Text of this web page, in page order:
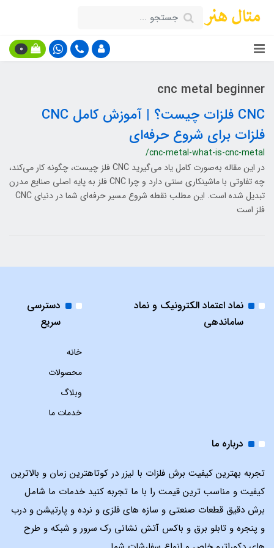
0
cnc metal beginner
CNC فلزات چیست؟ | آموزش کامل CNC
فلزات برای شروع حرفه‌ای
/cnc-metal-what-is-cnc-metal
در این مقاله به‌صورت کامل یاد می‌گیرید CNC فلز چیست، چگونه کار می‌کند،
چه تفاوتی با ماشینکاری سنتی دارد و چرا CNC فلز به پایه اصلی صنایع مدرن
تبدیل شده است. این مطلب نقطه شروع مسیر حرفه‌ای شما در دنیای CNC
فلز است
نماد اعتماد الکترونیک و نماد
ساماندهی
دسترسی
سریع
خانه
محصولات
وبلاگ
خدمات ما
درباره ما
تجربه بهترین کیفیت برش فلزات با لیزر در کوتاهترین زمان و بالاترین
کیفیت و مناسب ترین قیمت را با ما تجربه کنید خدمات ما شامل
برش دقیق قطعات صنعتی و سازه های فلزی و نرده و پارتیشن و درب
و پنجره و تابلو برق و باکس آتش نشانی رک سرور و شبکه و طرح